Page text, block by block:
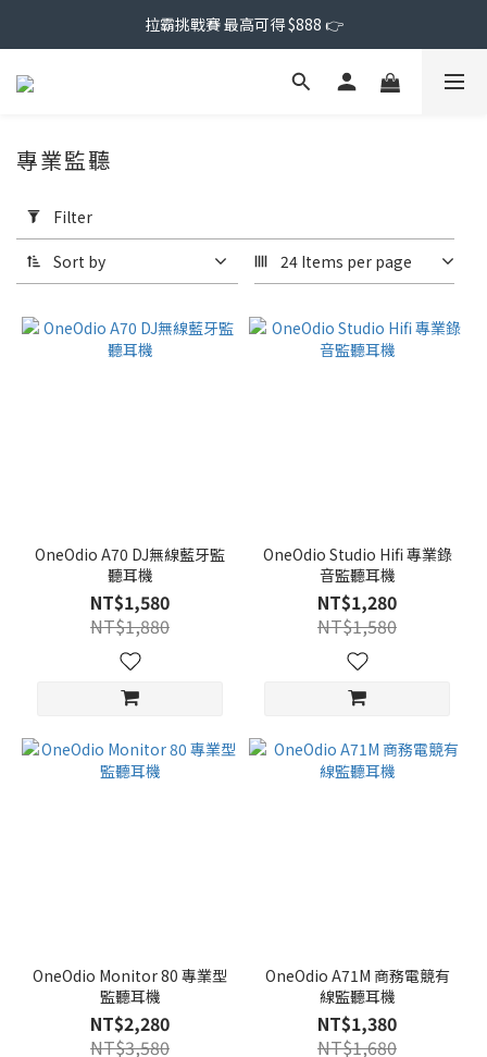
拉霸挑戰賽 最高可得 $888 👉
Filter
(0/20)
Range
專業監聽
Filter
Sort by 24 Items per page
OneOdio A70 DJ無線藍牙監
聽耳機
NT$1,580
NT$1,880
OneOdio Studio Hifi 專業錄
音監聽耳機
NT$1,280
NT$1,580
OneOdio Monitor 80 專業型
監聽耳機
NT$2,280
NT$3,580
OneOdio A71M 商務電競有
線監聽耳機
NT$1,380
NT$1,680